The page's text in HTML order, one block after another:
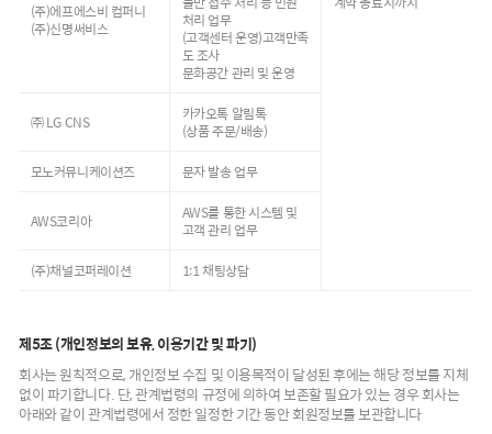
(주)에프에스비 컴퍼니
(주)신명써비스
처리 업무
(고객센터 운영)고객만족
도 조사
문화공간 관리 및 운영
㈜ LG CNS
카카오톡 알림톡
(상품 주문/배송)
모노커뮤니케이션즈 문자 발송 업무
AWS코리아
AWS를 통한 시스템 및
고객 관리 업무
(주)채널코퍼레이션 1:1 채팅상담
제5조 (개인정보의 보유, 이용기간 및 파기)
회사는 원칙적으로, 개인정보 수집 및 이용목적이 달성된 후에는 해당 정보를 지체
없이 파기합니다. 단, 관계법령의 규정에 의하여 보존할 필요가 있는 경우 회사는
아래와 같이 관계법령에서 정한 일정한 기간 동안 회원정보를 보관합니다